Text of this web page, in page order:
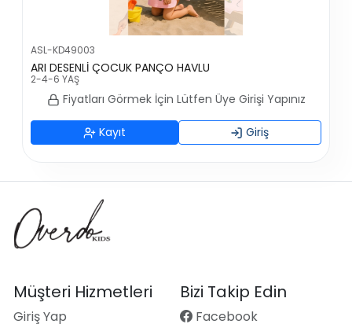
ASL-KD49003
ARI DESENLİ ÇOCUK PANÇO HAVLU
2-4-6 YAŞ
Fiyatları Görmek İçin Lütfen Üye Girişi Yapınız
Kayıt Giriş
Müşteri Hizmetleri
Giriş Yap
Bizi Takip Edin
Facebook